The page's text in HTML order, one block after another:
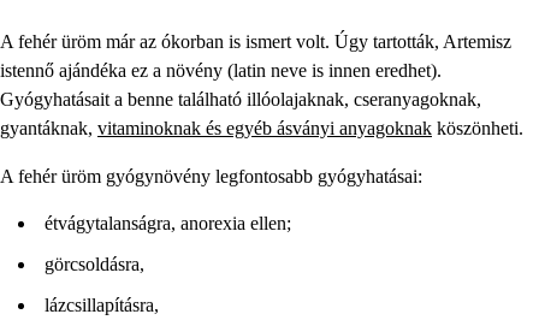
A fehér üröm már az ókorban is ismert volt. Úgy tartották, Artemisz
istennő ajándéka ez a növény (latin neve is innen eredhet).
Gyógyhatásait a benne található illóolajaknak, cseranyagoknak,
gyantáknak, vitaminoknak és egyéb ásványi anyagoknak köszönheti.
A fehér üröm gyógynövény legfontosabb gyógyhatásai:
étvágytalanságra, anorexia ellen;
görcsoldásra,
lázcsillapításra,